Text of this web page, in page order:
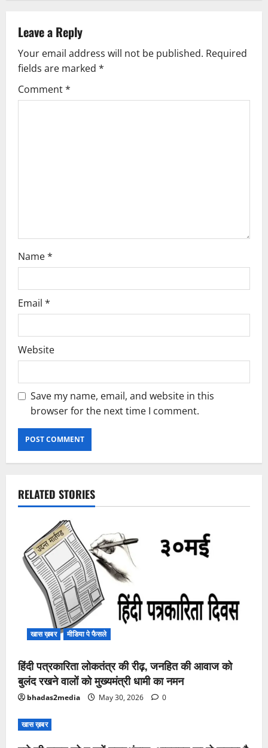
v
i
g
Leave a Reply
Your email address will not be published. Required
fields are marked *
Comment*
Name*
Email *
Website
Save my name, email, and website in this
browser for the next time I comment.
RELATED STORIES
खास ख़बर मीडिया पे फैसले
हिंदी पत्रकारिता लोकतंत्र की रीढ़, जनहित की आवाज को
बुलंद रखने वालों को मुख्यमंत्री धामी का नमन
bhadas2media May 30, 2026 0
खास ख़बर